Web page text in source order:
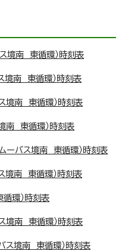
境南 東循環）時刻表
境南 東循環）時刻表
境南 東循環）時刻表
南 東循環）時刻表
ーバス境南 東循環）時刻表
境南 東循環）時刻表
環）時刻表
境南 東循環）時刻表
ス境南 東循環）時刻表